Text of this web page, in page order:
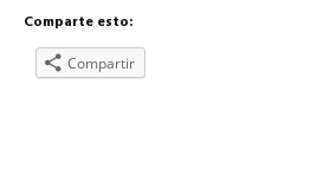
Comparte esto:
Compartir